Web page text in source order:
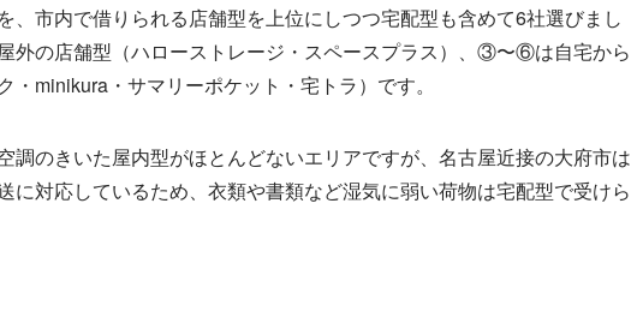
、市内で借りられる店舗型を上位にしつつ宅配型も含めて6社選びまし
の店舗型（ハローストレージ・スペースプラス）、③〜⑥は自宅から
minikura・サマリーポケット・宅トラ）です。
調のきいた屋内型がほとんどないエリアですが、名古屋近接の大府市は
に対応しているため、衣類や書類など湿気に弱い荷物は宅配型で受けら